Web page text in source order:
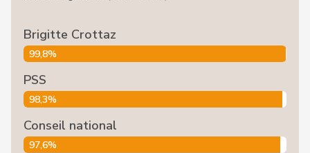
Brigitte Crottaz
99,8%
PSS
98,3%
Conseil national
97,6%